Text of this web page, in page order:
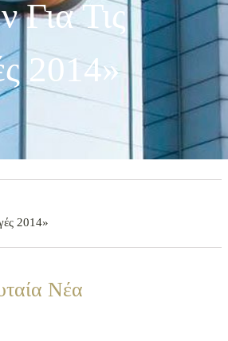
Για Τις
2014»
2014»
Νέα